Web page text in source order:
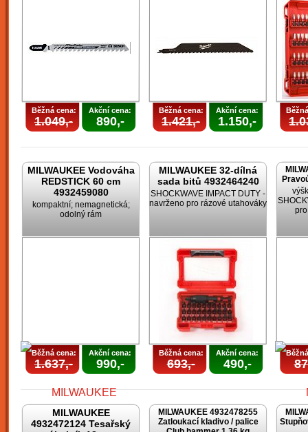
Běžná cena:
1.049,-
Akční cena:
890,-
Běžná cena:
1.421,-
Akční cena:
1.150,-
MILWAUKEE Vodováha
REDSTICK 60 cm
4932459080
kompaktní; nemagnetická;
odolný rám
Běžná cena:
1.637,-
Akční cena:
990,-
MILWAUKEE 32-dílná
sada bitů 4932464240
SHOCKWAVE IMPACT DUTY -
navrženo pro rázové utahováky
Běžná cena:
693,-
Akční cena:
490,-
MILWAUKEE
4932472124 Tesařský
MILWAUKEE 4932478255
Zatloukací kladivo / palice